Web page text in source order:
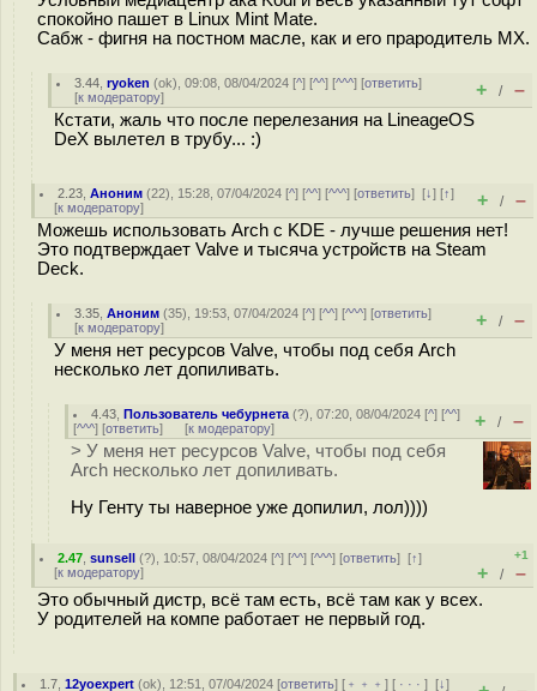
спокойно пашет в Linux Mint Mate.
Сабж - фигня на постном масле, как и его прародитель MX.
3.44 ,ryoken (ok), 09:08, 08/04/2024 [^] [^^] [^^^] [ответить]
[к модератору] + / –
Кстати, жаль что после перелезания на LineageOS
DeX вылетел в трубу... :)
2.23 ,Аноним (22), 15:28, 07/04/2024 [^] [^^] [^^^] [ответить][↓] [↑]
[к модератору] + / –
Можешь использовать Arch с KDE - лучше решения нет!
Это подтверждает Valve и тысяча устройств на Steam
Deck.
3.35 ,Аноним (35), 19:53, 07/04/2024 [^] [^^] [^^^] [ответить]
[к модератору] + / –
У меня нет ресурсов Valve, чтобы под себя Arch
несколько лет допиливать.
4.43 ,Пользователь чебурнета (?), 07:20, 08/04/2024 [^] [^^]
[^^^] [ответить] [к модератору] + / –
> У меня нет ресурсов Valve, чтобы под себя
Arch несколько лет допиливать.
Ну Генту ты наверное уже допилил, лол))))
2.47 ,sunsell (?), 10:57, 08/04/2024 [^] [^^] [^^^] [ответить][↑]
[к модератору]
+1
+ / –
Это обычный дистр, всё там есть, всё там как у всех.
У родителей на компе работает не первый год.
1.7 ,12yoexpert (ok), 12:51, 07/04/2024 [ответить] [ ﹢﹢﹢] [ · · ·][↓]